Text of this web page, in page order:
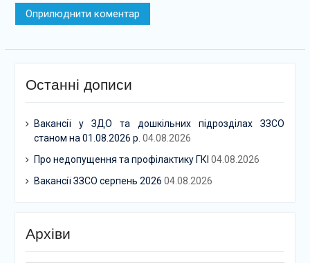
Останні дописи
Вакансії у ЗДО та дошкільних підрозділах ЗЗСО
станом на 01.08.2026 р. 04.08.2026
Про недопущення та профілактику ГКІ 04.08.2026
Вакансії ЗЗСО серпень 2026 04.08.2026
Архіви